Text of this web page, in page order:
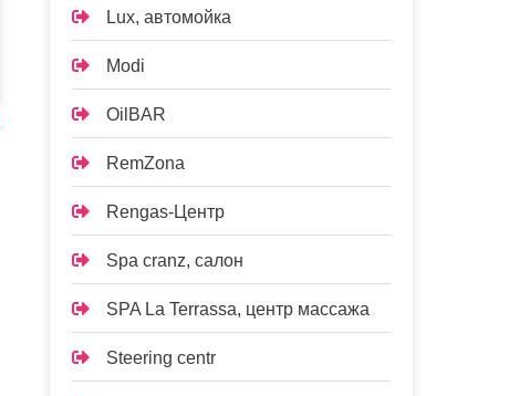
Lux, автомойка
Modi
OilBAR
RemZona
Rengas-Центр
Spa cranz, салон
SPA La Terrassa, центр массажа
Steering centr